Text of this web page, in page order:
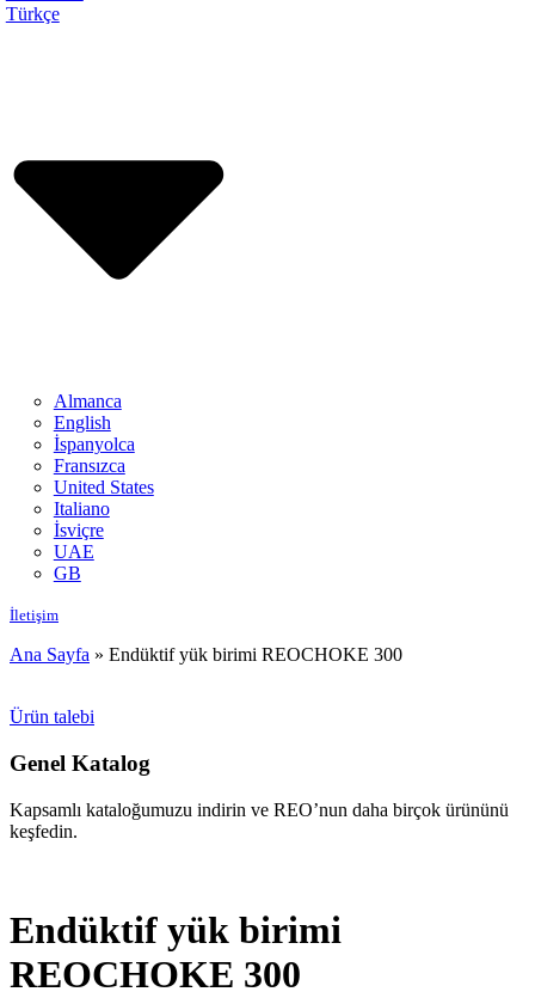
Türkçe
Almanca
English
İspanyolca
Fransızca
United States
Italiano
İsviçre
UAE
GB
İletişim
Ana Sayfa » Endüktif yük birimi REOCHOKE 300
Ürün talebi
Genel Katalog
Kapsamlı kataloğumuzu indirin ve REO’nun daha birçok ürününü
keşfedin.
Endüktif yük birimi
REOCHOKE 300